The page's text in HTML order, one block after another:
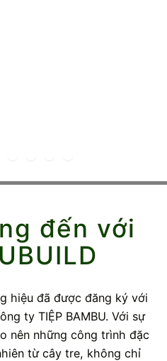
đến với
hiệu đã được đăng ký với
ty TIỆP BAMBU. Với sự
nên những công trình đặc
từ cây tre, không chỉ